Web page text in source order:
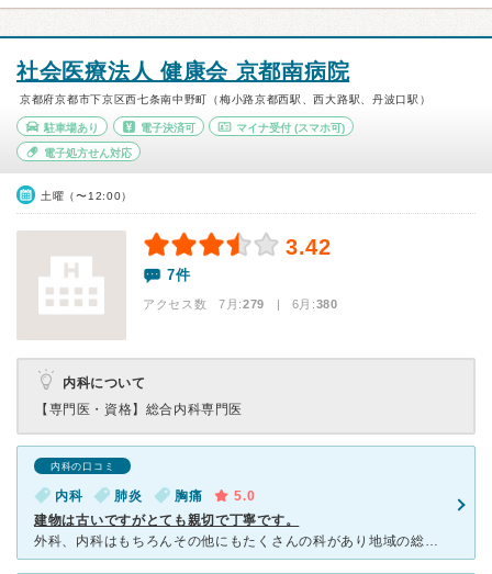
社会医療法人 健康会 京都南病院
京都府京都市下京区西七条南中野町（梅小路京都西駅、西大路駅、丹波口駅）
駐車場あり 電子決済可 マイナ受付 (スマホ可)
電子処方せん対応
土曜（〜12:00）
3.42
7件
アクセス数 7月:279 | 6月:380
内科について
【専門医・資格】 総合内科専門医
内科の口コミ
内科 肺炎 胸痛
5.0
建物は古いですがとても親切で丁寧です。
外科、内科はもちろんその他にもたくさんの科があり地域の総合病院です。 内科でよく行きますが林先生という方に毎回見て頂いています。他で医院もやっておられる先生なのですがとても親切で風邪などになった時に